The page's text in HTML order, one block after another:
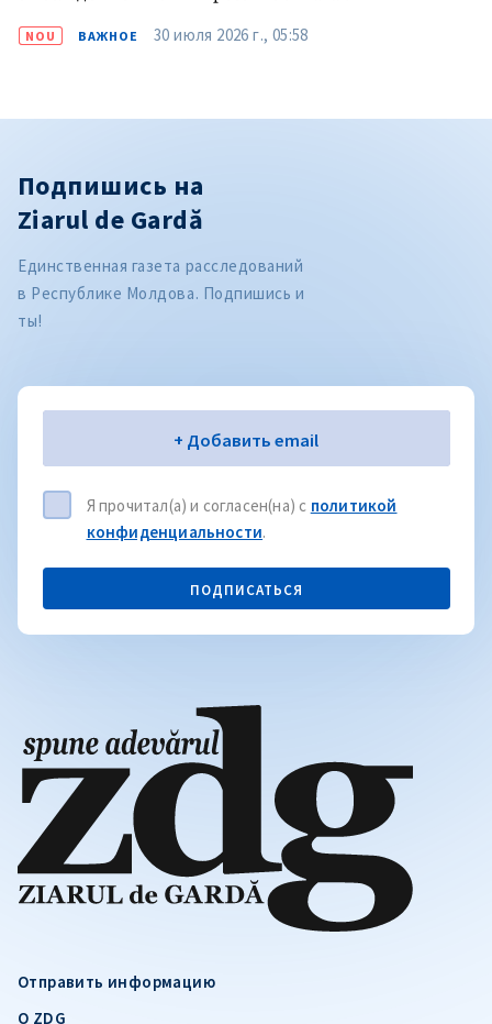
NOU ВАЖНОЕ 30 июля 2026 г., 05:58
Отправить информацию
О ZDG
Подпишись на
Ziarul de Gardă
Единственная газета расследований
в Республике Молдова. Подпишись и
ты!
Электронная почта+ Добавить email
Я прочитал(а) и согласен(на) с политикой
конфиденциальности.
ПОДПИСАТЬСЯ